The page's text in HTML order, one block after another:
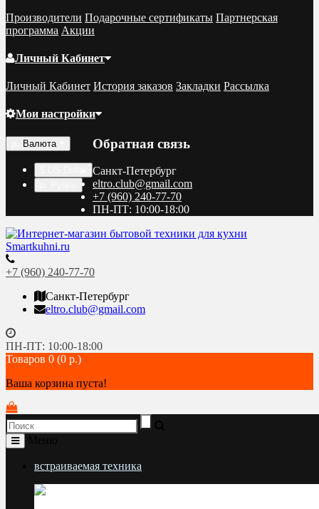
Производители Подарочные сертификаты Партнерская
программа Акции
Личный Кабинет
Личный Кабинет История заказов Закладки Рассылка
Мои настройки
Валюта Обратная связь
Санкт-Петербург
eltro.club@gmail.com
+7 (960) 240-77-70
ПН-ПТ: 10:00-18:00
+7 (960) 240-77-70
Санкт-Петербург
eltro.club@gmail.com
ПН-ПТ: 10:00-18:00
Товаров 0 (0 р.)
Ваша корзина пуста!
встраиваемая техника